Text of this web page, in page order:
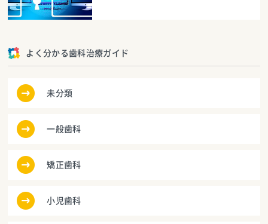
よく分かる歯科治療ガイド
未分類
一般歯科
矯正歯科
小児歯科